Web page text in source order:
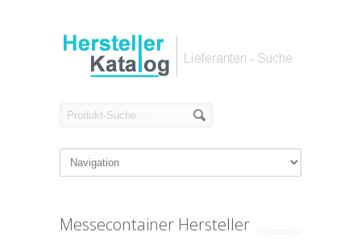
Messecontainer Hersteller